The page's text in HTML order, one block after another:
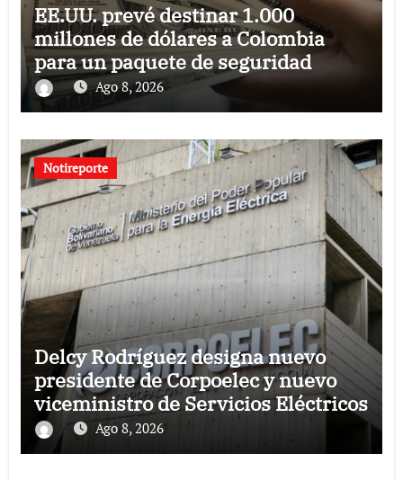
EE.UU. prevé destinar 1.000
millones de dólares a Colombia
para un paquete de seguridad
Ago 8, 2026
Notireporte
Delcy Rodríguez designa nuevo
presidente de Corpoelec y nuevo
viceministro de Servicios Eléctricos
Ago 8, 2026